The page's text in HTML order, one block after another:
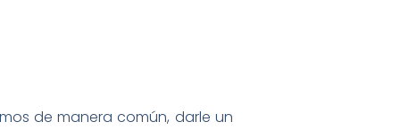
de manera común, darle un